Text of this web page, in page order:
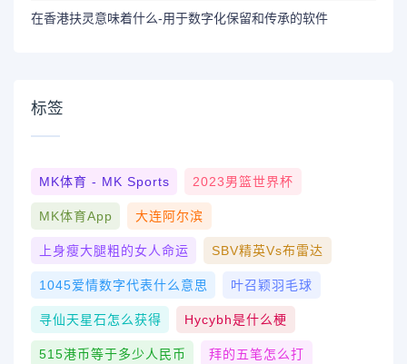
在香港扶灵意味着什么-用于数字化保留和传承的软件
标签
MK体育 - MK Sports 2023男篮世界杯
MK体育App 大连阿尔滨
上身瘦大腿粗的女人命运 SBV精英vs布雷达
1045爱情数字代表什么意思 叶召颖羽毛球
寻仙天星石怎么获得 Hycybh是什么梗
515港币等于多少人民币 拜的五笔怎么打